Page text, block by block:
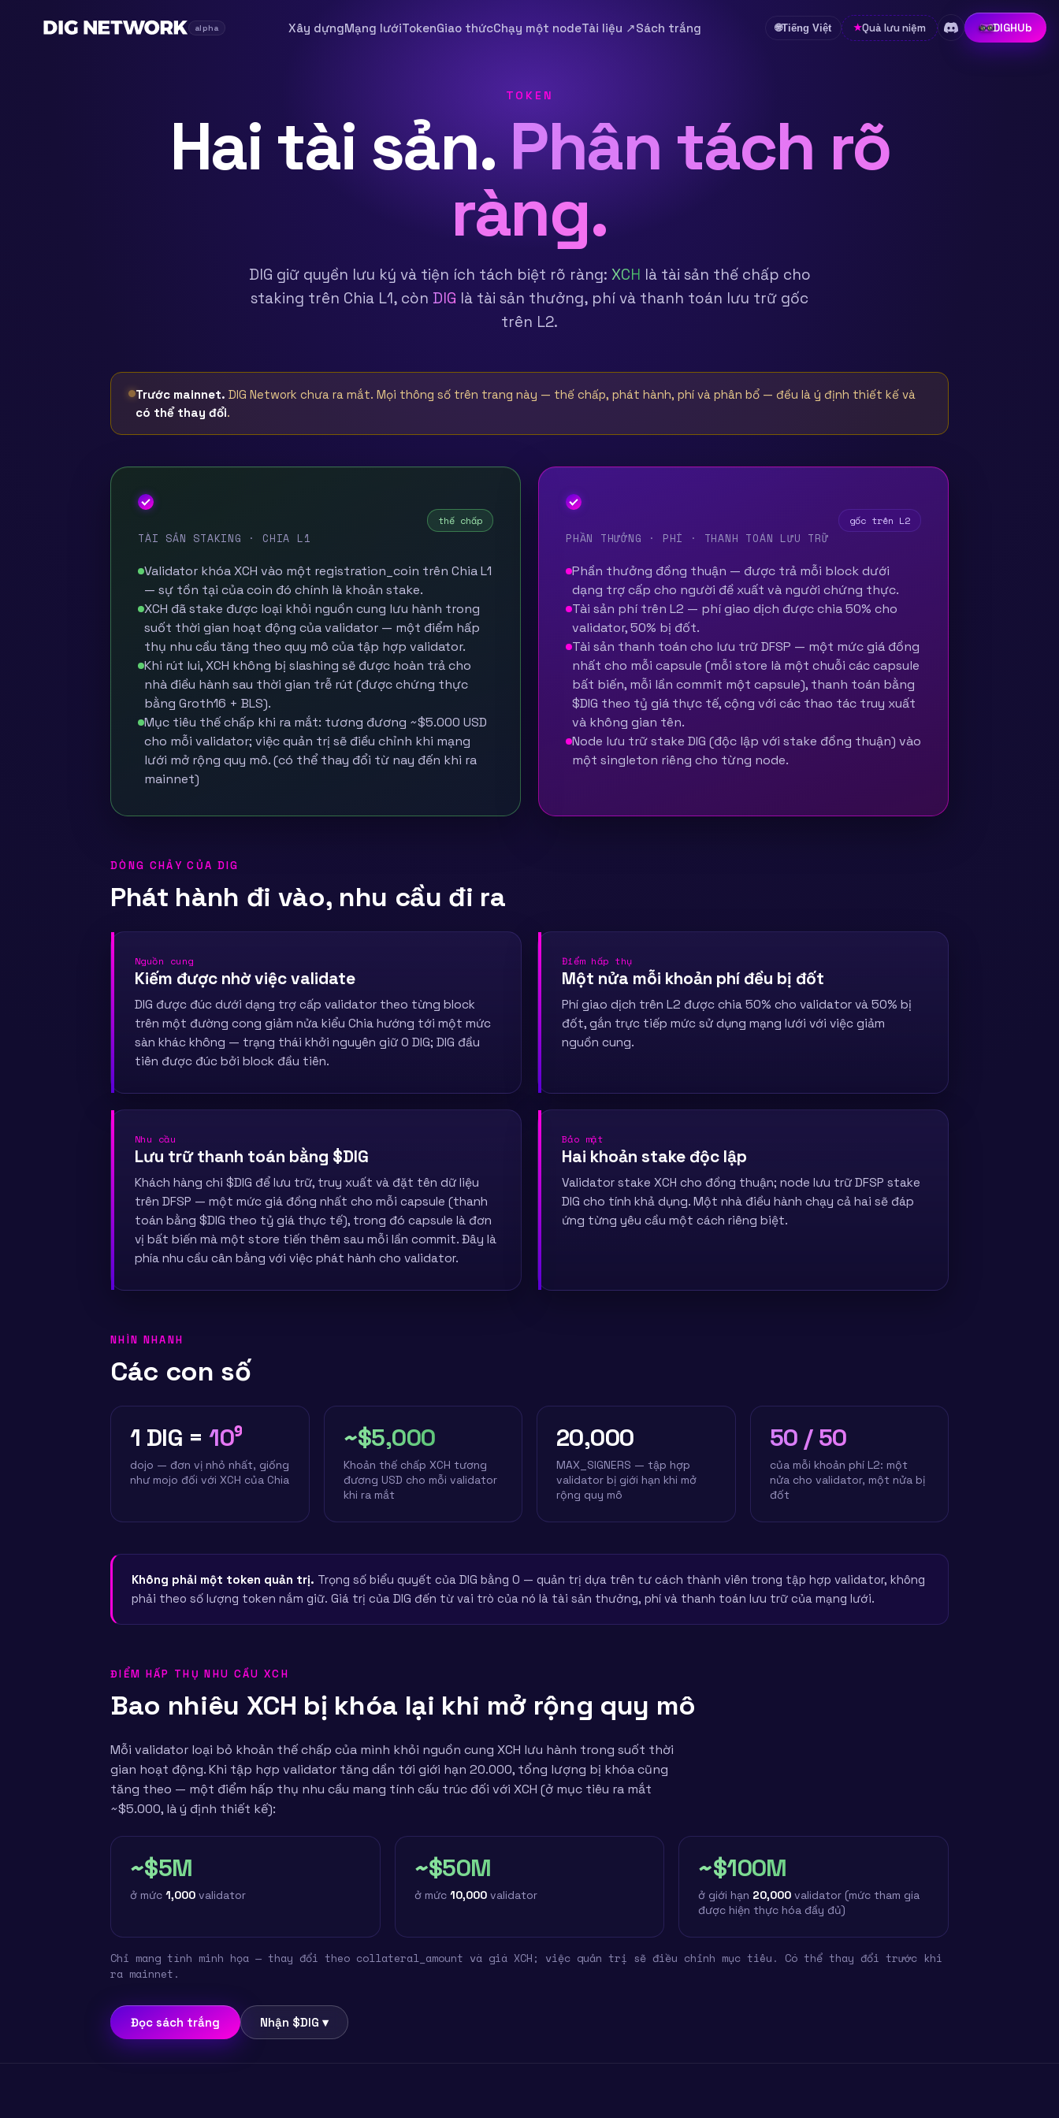
alpha Xây dựngMạng lướiTokenGiao thứcChạy một nodeTài liệu ↗Sách trắng 🌐Tiếng Việt ★Quà lưu niệm DIGHUb
TOKEN
Hai tài sản.Phân tách rõ
ràng.
DIG giữ quyền lưu ký và tiện ích tách biệt rõ ràng: XCH là tài sản thế chấp cho
staking trên Chia L1, còn DIG là tài sản thưởng, phí và thanh toán lưu trữ gốc
trên L2.
Trước mainnet. DIG Network chưa ra mắt. Mọi thông số trên trang này — thế chấp, phát hành, phí và phân bổ — đều là ý định thiết kế và
có thể thay đổi.
XCH
TÀI SẢN STAKING · CHIA L1
thế chấp
Validator khóa XCH vào một registration_coin trên Chia L1
— sự tồn tại của coin đó chính là khoản stake.
XCH đã stake được loại khỏi nguồn cung lưu hành trong
suốt thời gian hoạt động của validator — một điểm hấp
thụ nhu cầu tăng theo quy mô của tập hợp validator.
Khi rút lui, XCH không bị slashing sẽ được hoàn trả cho
nhà điều hành sau thời gian trễ rút (được chứng thực
bằng Groth16 + BLS).
Mục tiêu thế chấp khi ra mắt: tương đương ~$5.000 USD
cho mỗi validator; việc quản trị sẽ điều chỉnh khi mạng
lưới mở rộng quy mô. (có thể thay đổi từ nay đến khi ra
mainnet)
DIG
PHẦN THƯỞNG · PHÍ · THANH TOÁN LƯU TRỮ
gốc trên L2
Phần thưởng đồng thuận — được trả mỗi block dưới
dạng trợ cấp cho người đề xuất và người chứng thực.
Tài sản phí trên L2 — phí giao dịch được chia 50% cho
validator, 50% bị đốt.
Tài sản thanh toán cho lưu trữ DFSP — một mức giá đồng
nhất cho mỗi capsule (mỗi store là một chuỗi các capsule
bất biến, mỗi lần commit một capsule), thanh toán bằng
$DIG theo tỷ giá thực tế, cộng với các thao tác truy xuất
và không gian tên.
Node lưu trữ stake DIG (độc lập với stake đồng thuận) vào
một singleton riêng cho từng node.
DÒNG CHẢY CỦA DIG
Phát hành đi vào, nhu cầu đi ra
Nguồn cung
Kiếm được nhờ việc validate
DIG được đúc dưới dạng trợ cấp validator theo từng block
trên một đường cong giảm nửa kiểu Chia hướng tới một mức
sàn khác không — trạng thái khởi nguyên giữ 0 DIG; DIG đầu
tiên được đúc bởi block đầu tiên.
Điểm hấp thụ
Một nửa mỗi khoản phí đều bị đốt
Phí giao dịch trên L2 được chia 50% cho validator và 50% bị
đốt, gắn trực tiếp mức sử dụng mạng lưới với việc giảm
nguồn cung.
Nhu cầu
Lưu trữ thanh toán bằng $DIG
Khách hàng chi $DIG để lưu trữ, truy xuất và đặt tên dữ liệu
trên DFSP — một mức giá đồng nhất cho mỗi capsule (thanh
toán bằng $DIG theo tỷ giá thực tế), trong đó capsule là đơn
vị bất biến mà một store tiến thêm sau mỗi lần commit. Đây là
phía nhu cầu cân bằng với việc phát hành cho validator.
Bảo mật
Hai khoản stake độc lập
Validator stake XCH cho đồng thuận; node lưu trữ DFSP stake
DIG cho tính khả dụng. Một nhà điều hành chạy cả hai sẽ đáp
ứng từng yêu cầu một cách riêng biệt.
NHÌN NHANH
Các con số
1 DIG =10⁹
dojo — đơn vị nhỏ nhất, giống
như mojo đối với XCH của Chia
~$5,000
Khoản thế chấp XCH tương
đương USD cho mỗi validator
khi ra mắt
20,000
MAX_SIGNERS — tập hợp
validator bị giới hạn khi mở
rộng quy mô
50 / 50
của mỗi khoản phí L2: một
nửa cho validator, một nửa bị
đốt
Không phải một token quản trị. Trọng số biểu quyết của DIG bằng 0 — quản trị dựa trên tư cách thành viên trong tập hợp validator, không
phải theo số lượng token nắm giữ. Giá trị của DIG đến từ vai trò của nó là tài sản thưởng, phí và thanh toán lưu trữ của mạng lưới.
ĐIỂM HẤP THỤ NHU CẦU XCH
Bao nhiêu XCH bị khóa lại khi mở rộng quy mô
Mỗi validator loại bỏ khoản thế chấp của mình khỏi nguồn cung XCH lưu hành trong suốt thời
gian hoạt động. Khi tập hợp validator tăng dần tới giới hạn 20.000, tổng lượng bị khóa cũng
tăng theo — một điểm hấp thụ nhu cầu mang tính cấu trúc đối với XCH (ở mục tiêu ra mắt
~$5.000, là ý định thiết kế):
~$5M
ở mức 1,000 validator
~$50M
ở mức 10,000validator
~$100M
ở giới hạn 20,000 validator (mức tham gia
được hiện thực hóa đầy đủ)
Chỉ mang tính minh họa — thay đổi theo collateral_amount và giá XCH; việc quản trị sẽ điều chỉnh mục tiêu. Có thể thay đổi trước khi
ra mainnet.
Đọc sách trắng Nhận $DIG ▾